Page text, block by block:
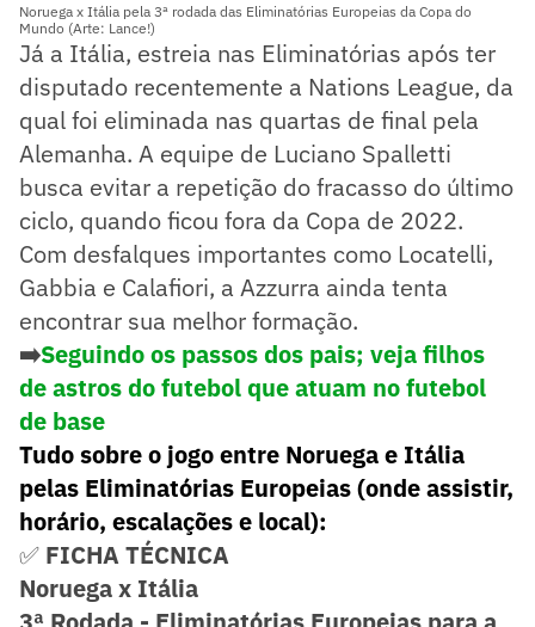
Noruega x Itália pela 3ª rodada das Eliminatórias Europeias da Copa do
Mundo (Arte: Lance!)
Já a Itália, estreia nas Eliminatórias após ter
disputado recentemente a Nations League, da
qual foi eliminada nas quartas de final pela
Alemanha. A equipe de Luciano Spalletti
busca evitar a repetição do fracasso do último
ciclo, quando ficou fora da Copa de 2022.
Com desfalques importantes como Locatelli,
Gabbia e Calafiori, a Azzurra ainda tenta
encontrar sua melhor formação.
➡️Seguindo os passos dos pais; veja filhos
de astros do futebol que atuam no futebol
de base
Tudo sobre o jogo entre Noruega e Itália
pelas Eliminatórias Europeias (onde assistir,
horário, escalações e local):
✅ FICHA TÉCNICA
Noruega x Itália